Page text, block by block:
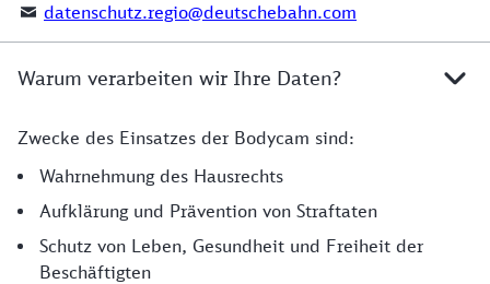
datenschutz.regio@deutschebahn.com
Warum verarbeiten wir Ihre Daten?
Grund Datenverarbeitung
Zwecke des Einsatzes der Bodycam sind:
Wahrnehmung des Hausrechts
Aufklärung und Prävention von Straftaten
Schutz von Leben, Gesundheit und Freiheit der
Beschäftigten